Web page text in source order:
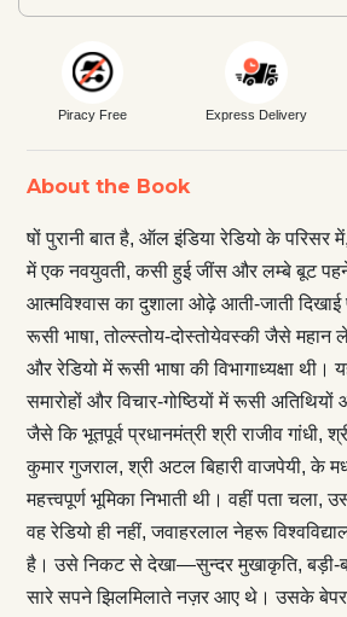
Piracy Free Express Delivery
About the Book
षों पुरानी बात है, ऑल इंडिया रेडियो के परिसर
में एक नवयुवती, कसी हुई जींस और लम्बे बूट
आत्मविश्वास का दुशाला ओढ़े आती-जाती
रूसी भाषा, तोल्स्तोय-दोस्तोयेवस्की जैसे महान
और रेडियो में रूसी भाषा की विभागाध्यक्षा थी।
समारोहों और विचार-गोष्ठियों में रूसी
जैसे कि भूतपूर्व प्रधानमंत्री श्री राजीव गांधी,
कुमार गुजराल, श्री अटल बिहारी वाजपेयी, के
महत्त्वपूर्ण भूमिका निभाती थी। वहीं पता
वह रेडियो ही नहीं, जवाहरलाल नेहरू
है। उसे निकट से देखा—सुन्दर मुखाकृति,
सारे सपने झिलमिलाते नज़र आए थे। उसके